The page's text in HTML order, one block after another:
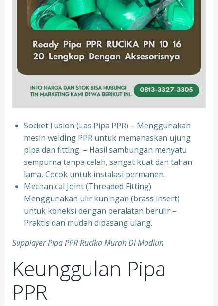
Socket Fusion (Las Pipa PPR) – Menggunakan
mesin welding PPR untuk memanaskan ujung
pipa dan fitting. – Hasil sambungan menyatu
sempurna tanpa celah, sangat kuat dan tahan
lama, Cocok untuk instalasi permanen.
⁠Mechanical Joint (Threaded Fitting)
Menggunakan ulir kuningan (brass insert)
untuk koneksi dengan peralatan berulir –
Praktis dan mudah dipasang ulang.
Supplayer Pipa PPR Rucika Murah Di Madiun
Keunggulan Pipa
PPR